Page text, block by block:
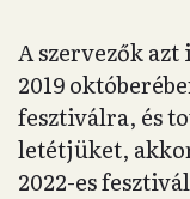
A szervezők
2019
fesztiválra, és
letétjüket,
2022-es